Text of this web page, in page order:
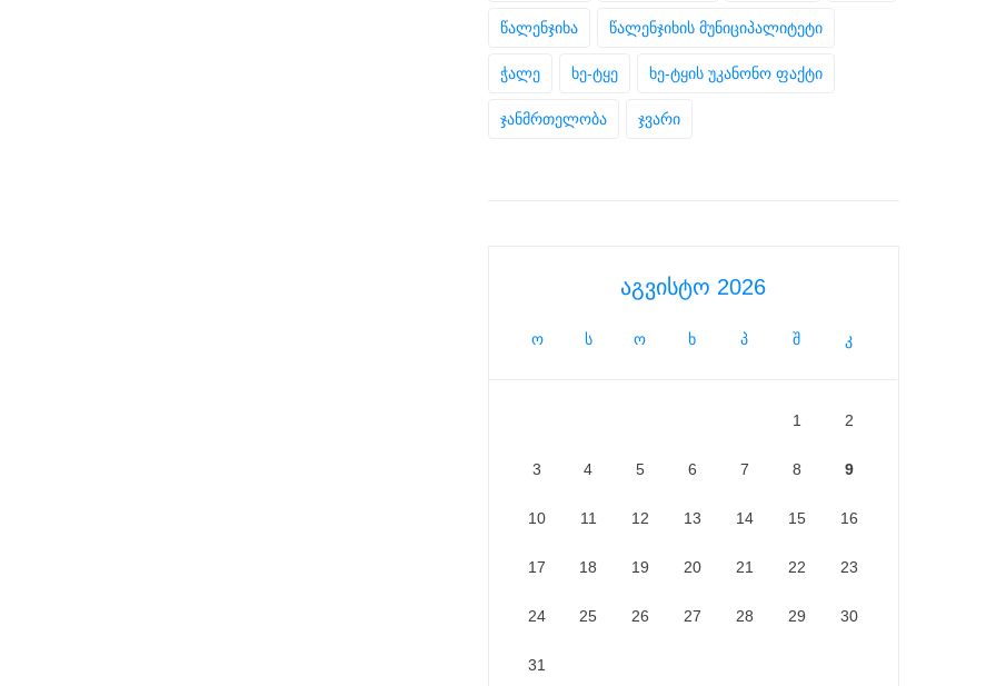
წალენჯიხა წალენჯიხის მუნიციპალიტეტი
ჭალე ხე-ტყე ხე-ტყის უკანონო ფაქტი
ჯანმრთელობა ჯვარი
აგვისტო 2026
ო ს ო ხ პ შ კ
1 2
3 4 5 6 7 8 9
10 11 12 13 14 15 16
17 18 19 20 21 22 23
24 25 26 27 28 29 30
31